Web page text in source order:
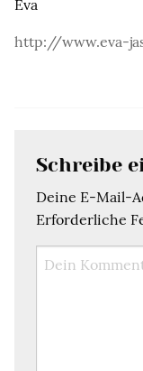
Eva
http://www.eva-
Schreibe
Deine E-Mail-
Erforderliche